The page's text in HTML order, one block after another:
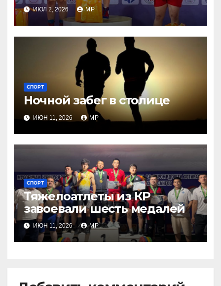
ИЮЛ 2, 2026 MP
СПОРТ
Ночной забег в столице
ИЮН 11, 2026 MP
СПОРТ
Тяжелоатлеты из КР
завоевали шесть медалей
ИЮН 11, 2026 MP